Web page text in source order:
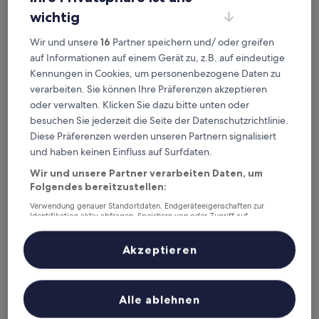
von
10,
(33
Bewertungen)
beträgt
140 €
8. Aug.–9. Aug.
2. Wall Art Hotel
Wall Art Hotel
4.0-
Unterkunft
1,9 km von Bahnhof Prato Porta al Serraglio entfernt
8.4
von
(481 Bewertungen)
Der
Wall Art Hotel
wichtig
Wir und unsere16 Partner speichern und/ oder greifen
auf Informationen auf einem Gerät zu, z.B. auf eindeutige
Kennungen in Cookies, um personenbezogene Daten zu
verarbeiten. Sie können Ihre Präferenzen akzeptieren
oder verwalten. Klicken Sie dazu bitte unten oder
besuchen Sie jederzeit die Seite der Datenschutzrichtlinie.
Diese Präferenzen werden unseren Partnern signalisiert
und haben keinen Einfluss auf Surfdaten.
Wir und unsere Partner verarbeiten Daten, um
Folgendes bereitzustellen:
Verwendung genauer Standortdaten. Endgeräteeigenschaften zur
Identifikation aktiv abfragen. Speichern von oder Zugriff auf
Inhalte, Messung von Werbeleistung und der Performance von Inhalten,
Zielgruppenforschung sowie Entwicklung und Verbesserung von
Liste der Partner (Lieferanten)
Alle ablehnen
Akzeptieren